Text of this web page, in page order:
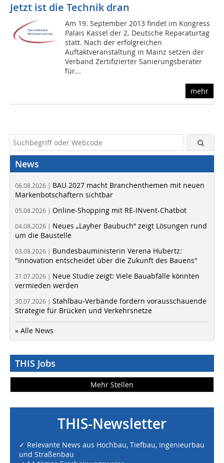
Jetzt ist die Technik dran
Am 19. September 2013 findet im Kongress
Palais Kassel der 2. Deutsche Reparaturtag
statt. Nach der erfolgreichen
Auftaktveranstaltung in Mainz setzen der
Verband Zertifizierter Sanierungsberater
für...
mehr
News
06.08.2026 | BAU 2027 macht Branchenthemen mit neuen
Markenbotschaftern sichtbar
05.08.2026 | Online-Shopping mit RE-INvent-Chatbot
04.08.2026 | Neues „Layher Baubuch“ zeigt Lösungen rund
um die Baustelle
03.08.2026 | Bundesbauministerin Verena Hubertz:
"Innovation entscheidet über die Zukunft des Bauens"
31.07.2026 | Neue Studie zeigt: Viele Bauabfälle könnten
vermieden werden
30.07.2026 | Stahlbau-Verbände fordern vorausschauende
Strategie für Brücken und Verkehrsnetze
» Alle News
THIS Jobs
Mehr Stellen
THIS-Newsletter
✓ Relevante News aus Hochbau, Tiefbau, Ingenieurbau
und Straßenbau